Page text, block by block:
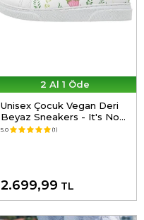
2 Al 1 Öde
Unisex Çocuk Vegan Deri
Beyaz Sneakers - It's Not
Easy Being Green Tasarım
5.0 (1)
2.699,99 TL